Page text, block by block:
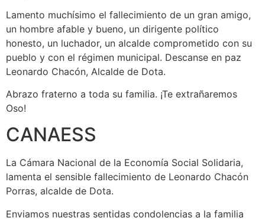
Lamento muchísimo el fallecimiento de un gran amigo,
un hombre afable y bueno, un dirigente político
honesto, un luchador, un alcalde comprometido con su
pueblo y con el régimen municipal. Descanse en paz
Leonardo Chacón, Alcalde de Dota.
Abrazo fraterno a toda su familia. ¡Te extrañaremos
Oso!
CANAESS
La Cámara Nacional de la Economía Social Solidaria,
lamenta el sensible fallecimiento de Leonardo Chacón
Porras, alcalde de Dota.
Enviamos nuestras sentidas condolencias a la familia